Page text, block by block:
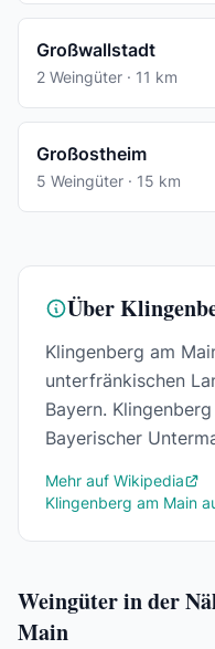
Großwallstadt
2 Weingüter · 11 km
Großostheim
5 Weingüter · 15 km
Über
Klingenberg am
unterfränkischen
Bayern.
Bayerischer
Mehr auf Wikipedia
Klingenberg am Main
Weingüter in der
Main